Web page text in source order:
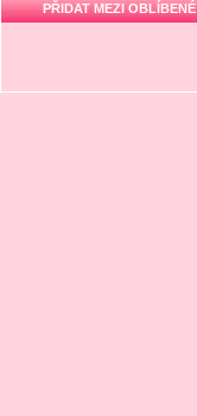
PŘIDAT MEZI OBLÍBENÉ